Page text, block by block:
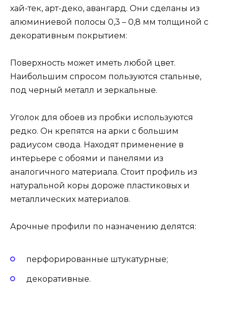
хай-тек, арт-деко, авангард. Они сделаны из
алюминиевой полосы 0,3 – 0,8 мм толщиной с
декоративным покрытием:
Поверхность может иметь любой цвет.
Наибольшим спросом пользуются стальные,
под черный металл и зеркальные.
Уголок для обоев из пробки используются
редко. Он крепятся на арки с большим
радиусом свода. Находят применение в
интерьере с обоями и панелями из
аналогичного материала. Стоит профиль из
натуральной коры дороже пластиковых и
металлических материалов.
Арочные профили по назначению делятся:
перфорированные штукатурные;
декоративные.